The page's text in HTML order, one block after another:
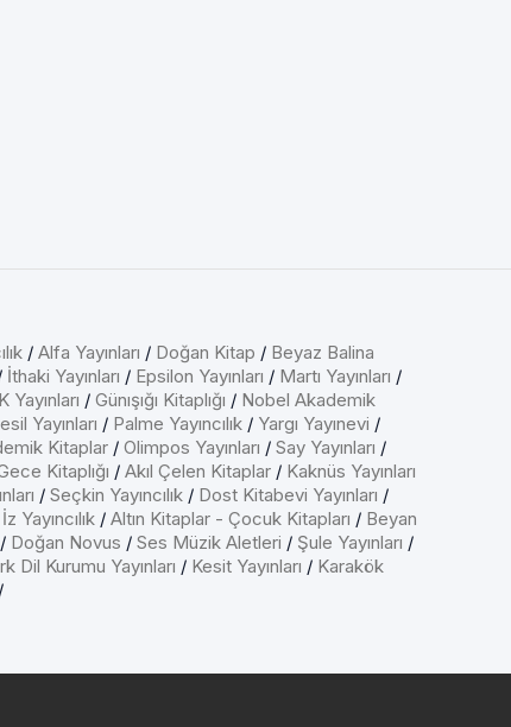
/ Alfa Yayınları / Doğan Kitap / Beyaz Balina
İthaki Yayınları / Epsilon Yayınları / Martı Yayınları /
Yayınları / Günışığı Kitaplığı / Nobel Akademik
Yayınları / Palme Yayıncılık / Yargı Yayınevi /
Kitaplar / Olimpos Yayınları / Say Yayınları /
Kitaplığı / Akıl Çelen Kitaplar / Kaknüs Yayınları
/ Seçkin Yayıncılık / Dost Kitabevi Yayınları /
İz Yayıncılık / Altın Kitaplar - Çocuk Kitapları / Beyan
/ Doğan Novus / Ses Müzik Aletleri / Şule Yayınları /
Dil Kurumu Yayınları / Kesit Yayınları / Karakök
/